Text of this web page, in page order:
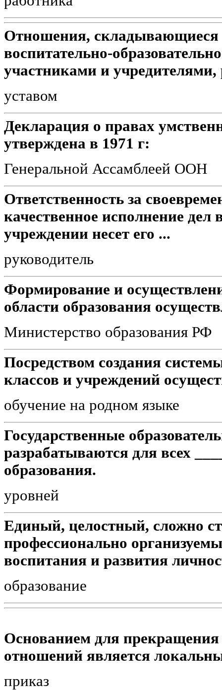
Отношения, складывающиеся
воспитательно-
участниками и учредителями,
уставом
Декларация о правах
утверждена в 1971 г:
Генеральной Ассамблеей ООН
Ответственность за
качественное исполнение дел
учреждении несет его ...
руководитель
Формирование и
области образования
Министерство образования РФ
Посредством создания
классов и учреждений
обучение на родном языке
Государственные
разрабатываются для всех
образования.
уровней
Единый, целостный, сложно
профессионально
воспитания и развития
образование
Основанием для
отношений является
приказ